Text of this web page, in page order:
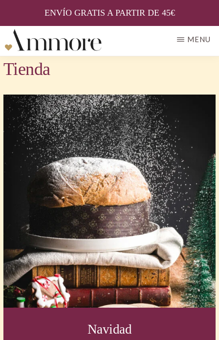
ENVÍO GRATIS A PARTIR DE 45€
Skip
to
main
AMMORE
Il
gusto
tradizione
MENU
Tienda
Navidad